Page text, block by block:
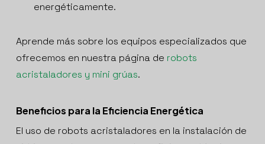
energéticamente.
Aprende más sobre los equipos especializados que
ofrecemos en nuestra página de robots
acristaladores y mini grúas.
Beneficios para la Eficiencia Energética
El uso de robots acristaladores en la instalación de